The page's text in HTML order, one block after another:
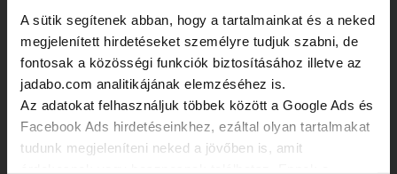
A sütik segítenek abban, hogy a tartalmainkat és a neked
megjelenített hirdetéseket személyre tudjuk szabni, de
fontosak a közösségi funkciók biztosításához illetve az
jadabo.com analitikájának elemzéséhez is.
Az adatokat felhasználjuk többek között a Google Ads és
Facebook Ads hirdetéseinkhez, ezáltal olyan tartalmakat
tudunk megjeleníteni neked a jövőben is, amit
16 190 Ft
ANACONDA Cam Spot sátor lámpa /
litium akkumlátor / 3500mAh /
80x65x20mm
15 000 Ft